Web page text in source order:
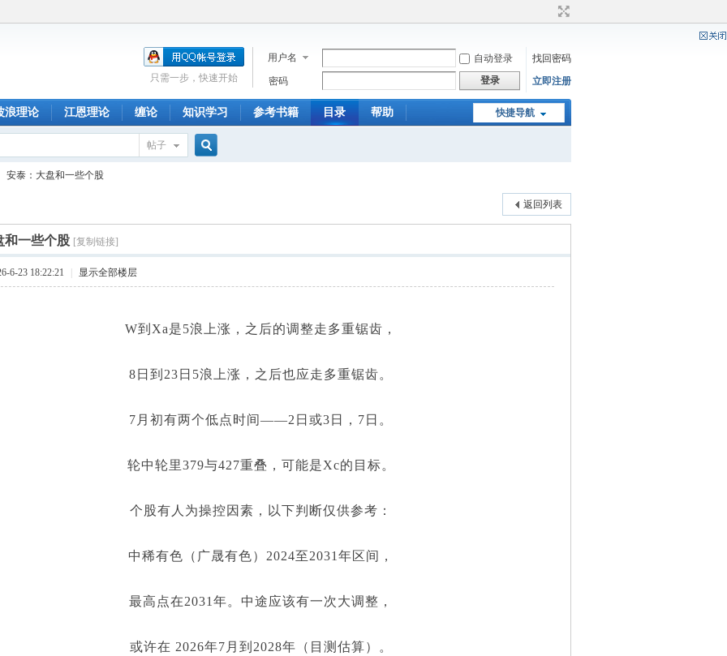
用户名 自动登录
找回密码
密码
登录 立即注册
只需一步，快速开始
快捷导航
浪理论 江恩理论 缠论 知识学习 参考书籍 目录 帮助
帖子
安泰：大盘和一些个股
返回列表
和一些个股 [复制链接]
6-23 18:22:21 显示全部楼层
W到Xa是5浪上涨，之后的调整走多重锯齿，
8日到23日5浪上涨，之后也应走多重锯齿。
7月初有两个低点时间——2日或3日，7日。
轮中轮里379与427重叠，可能是Xc的目标。
个股有人为操控因素，以下判断仅供参考：
中稀有色（广晟有色）2024至2031年区间，
最高点在2031年。中途应该有一次大调整，
或许在 2026年7月到2028年（目测估算）。